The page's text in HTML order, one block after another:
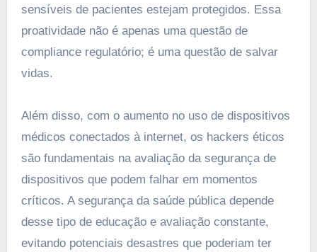
sensíveis de pacientes estejam protegidos. Essa
proatividade não é apenas uma questão de
compliance regulatório; é uma questão de salvar
vidas.
Além disso, com o aumento no uso de dispositivos
médicos conectados à internet, os hackers éticos
são fundamentais na avaliação da segurança de
dispositivos que podem falhar em momentos
críticos. A segurança da saúde pública depende
desse tipo de educação e avaliação constante,
evitando potenciais desastres que poderiam ter